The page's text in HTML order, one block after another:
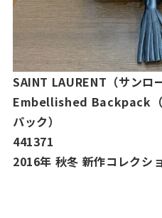
SAINT LAURENT（サンロ
Embellished Backpack（
パック）
441371
2016年 秋冬 新作コレクシ